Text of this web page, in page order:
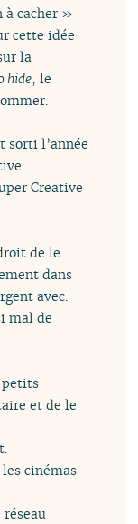
à cacher »
cette idée
la
hide, le
sorti l’année
Creative
de le
dans
avec.
mal de
petits
et de le
cinémas
réseau